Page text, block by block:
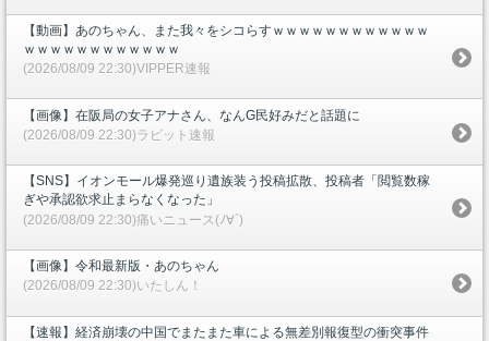
【動画】あのちゃん、また我々をシコらすｗｗｗｗｗｗｗｗｗｗｗｗ
ｗｗｗｗｗｗｗｗｗｗｗｗ
(2026/08/09 22:30)VIPPER速報
【画像】在阪局の女子アナさん、なんG民好みだと話題に
(2026/08/09 22:30)ラビット速報
【SNS】イオンモール爆発巡り遺族装う投稿拡散、投稿者「閲覧数稼
ぎや承認欲求止まらなくなった」
(2026/08/09 22:30)痛いニュース(ﾉ∀`)
【画像】令和最新版・あのちゃん
(2026/08/09 22:30)いたしん！
【速報】経済崩壊の中国でまたまた車による無差別報復型の衝突事件